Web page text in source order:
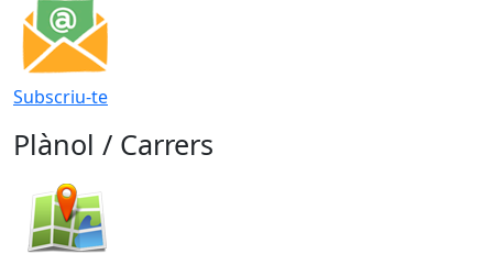
Subscriu-te
Plànol / Carrers